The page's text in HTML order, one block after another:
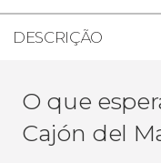
DESCRIÇÃO
O que
Cajón del